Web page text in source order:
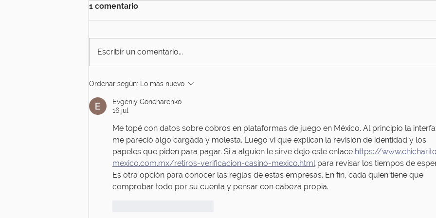
1 comentario
Escribir un comentario...
Ordenar según: Lo más nuevo
Evgeniy Goncharenko
16 jul
Me topé con datos sobre cobros en plataformas de juego en México. Al principio la
me pareció algo cargada y molesta. Luego vi que explican la revisión de identidad y los
papeles que piden para pagar. Si a alguien le sirve dejo este enlace https://
mexico.com.mx/retiros-verificacion-casino-mexico.html para revisar los tiempos de
Es otra opción para conocer las reglas de estas empresas. En fin, cada quien tiene que
comprobar todo por su cuenta y pensar con cabeza propia.